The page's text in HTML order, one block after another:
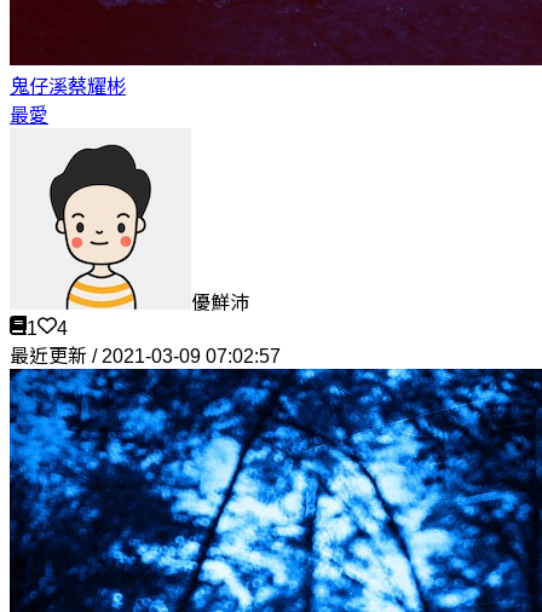
鬼仔溪蔡耀彬
最愛
優鮮沛
1
4
最近更新 / 2021-03-09 07:02:57